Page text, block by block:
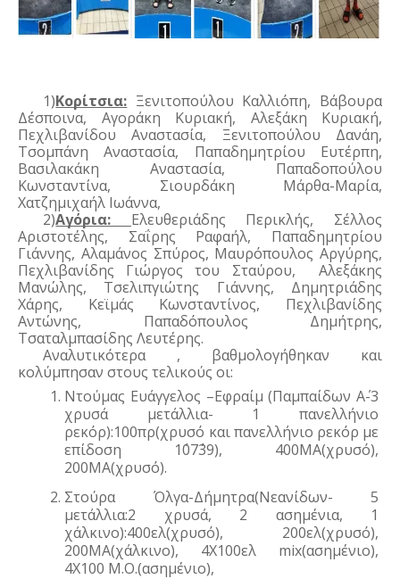
1)Κορίτσια: Ξενιτοπούλου Καλλιόπη, Βάβουρα
Δέσποινα, Αγοράκη Κυριακή, Αλεξάκη Κυριακή,
Πεχλιβανίδου Αναστασία, Ξενιτοπούλου Δανάη,
Τσομπάνη Αναστασία, Παπαδημητρίου Ευτέρπη,
Βασιλακάκη Αναστασία, Παπαδοπούλου
Κωνσταντίνα, Σιουρδάκη Μάρθα-Μαρία,
Χατζημιχαήλ Ιωάννα,
2)Αγόρια: Ελευθεριάδης Περικλής, Σέλλος
Αριστοτέλης, Σαΐρης Ραφαήλ, Παπαδημητρίου
Γιάννης, Αλαμάνος Σπύρος, Μαυρόπουλος Αργύρης,
Πεχλιβανίδης Γιώργος του Σταύρου,  Αλεξάκης
Μανώλης, Τσελιπγιώτης Γιάννης, Δημητριάδης
Χάρης, Κεϊμάς Κωνσταντίνος, Πεχλιβανίδης
Αντώνης, Παπαδόπουλος Δημήτρης,
Τσαταλμπασίδης Λευτέρης.
Αναλυτικότερα , βαθμολογήθηκαν και
κολύμπησαν στους τελικούς οι:
Ντούμας Ευάγγελος –Εφραίμ (Παμπαίδων Α΄-3
χρυσά μετάλλια- 1 πανελλήνιο
ρεκόρ):100πρ(χρυσό και πανελλήνιο ρεκόρ με
επίδοση 1΄07΄΄39), 400ΜΑ(χρυσό),
200ΜΑ(χρυσό).
Στούρα Όλγα-Δήμητρα(Νεανίδων- 5
μετάλλια:2 χρυσά, 2 ασημένια, 1
χάλκινο):400ελ(χρυσό), 200ελ(χρυσό),
200ΜΑ(χάλκινο), 4Χ100ελ mix(ασημένιο),
4Χ100 Μ.Ο.(ασημένιο),